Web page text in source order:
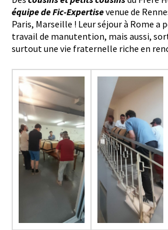
équipe de Fic-Expertisevenue de
Paris, Marseille ! Leur séjour à Rome a
travail de manutention, mais aussi,
surtout une vie fraternelle riche en